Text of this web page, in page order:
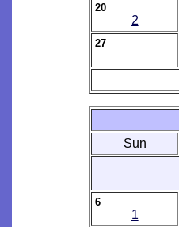
20
2
27
Sun
6
1